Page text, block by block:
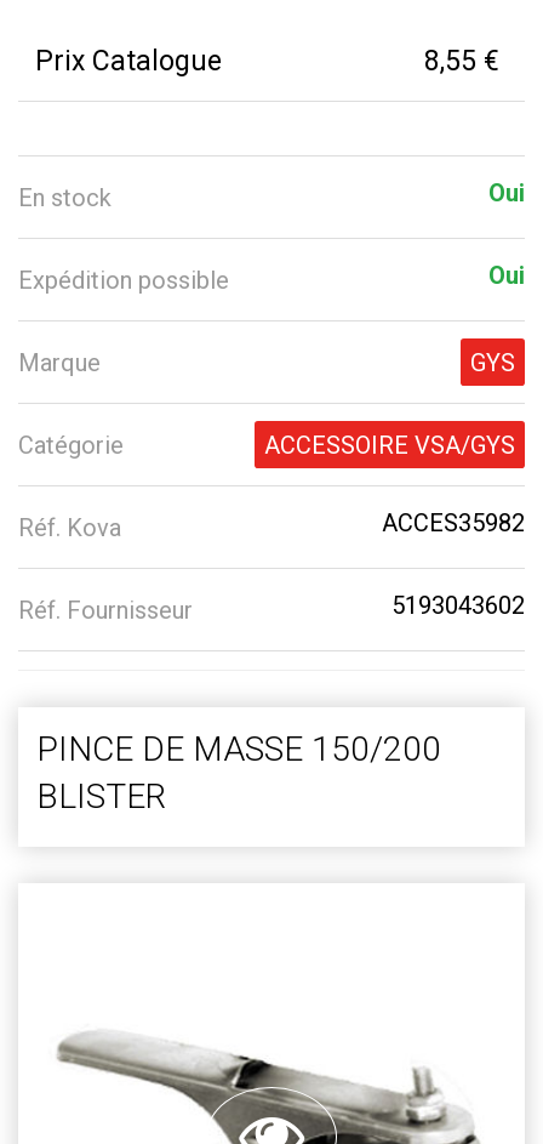
Prix Catalogue 8,55 €
En stock Oui
Expédition possible Oui
Marque GYS
Catégorie ACCESSOIRE VSA/GYS
Réf. Kova ACCES35982
Réf. Fournisseur 5193043602
PINCE DE MASSE 150/200
BLISTER